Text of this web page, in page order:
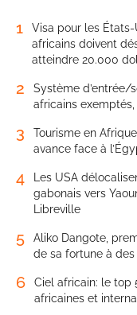
1
Visa pour les
africains doivent
atteindre 20.000
2
Système d’entrée/
africains
3
Tourisme en
avance face à
4
Les USA
gabonais vers
Libreville
5
Aliko Dangote,
de sa fortune à
6
Ciel africain: le top
africaines et